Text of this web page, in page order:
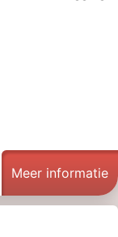
Meer informatie